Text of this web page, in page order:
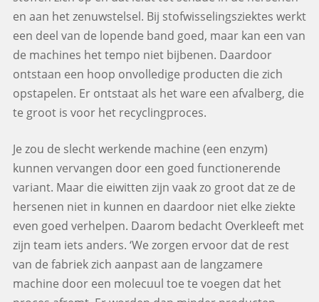
en aan het zenuwstelsel. Bij stofwisselingsziektes werkt
een deel van de lopende band goed, maar kan een van
de machines het tempo niet bijbenen. Daardoor
ontstaan een hoop onvolledige producten die zich
opstapelen. Er ontstaat als het ware een afvalberg, die
te groot is voor het recyclingproces.
Je zou de slecht werkende machine (een enzym)
kunnen vervangen door een goed functionerende
variant. Maar die eiwitten zijn vaak zo groot dat ze de
hersenen niet in kunnen en daardoor niet elke ziekte
even goed verhelpen. Daarom bedacht Overkleeft met
zijn team iets anders. ‘We zorgen ervoor dat de rest
van de fabriek zich aanpast aan de langzamere
machine door een molecuul toe te voegen dat het